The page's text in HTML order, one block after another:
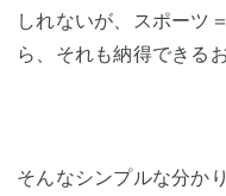
しれないが、スポーツ
ら、それも納得できる
そんなシンプルな分か